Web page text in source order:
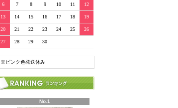
6 7 8 9 10 11 12
13 14 15 16 17 18 19
20 21 22 23 24 25 26
27 28 29 30
※ピンク色発送休み
No.1